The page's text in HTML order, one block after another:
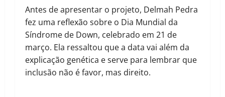
Antes de apresentar o projeto, Delmah Pedra
fez uma reflexão sobre o Dia Mundial da
Síndrome de Down, celebrado em 21 de
março. Ela ressaltou que a data vai além da
explicação genética e serve para lembrar que
inclusão não é favor, mas direito.